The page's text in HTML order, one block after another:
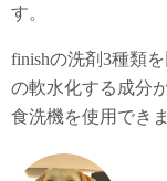
す。
finishの洗剤3種類
の軟水化する成分
食洗機を使用でき